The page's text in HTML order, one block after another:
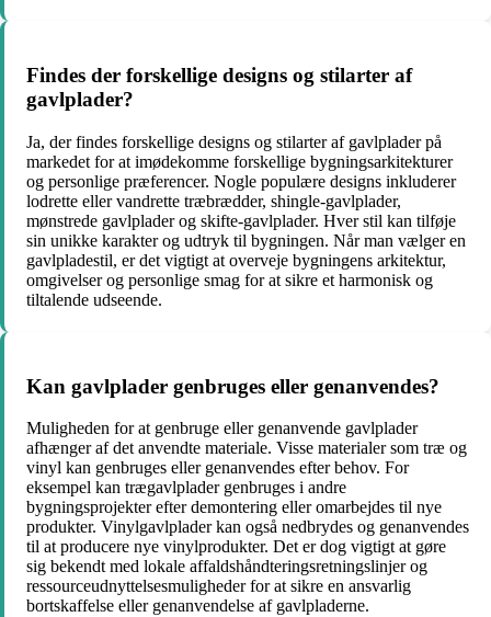
Findes der forskellige designs og stilarter af
gavlplader?
Ja, der findes forskellige designs og stilarter af gavlplader på
markedet for at imødekomme forskellige bygningsarkitekturer
og personlige præferencer. Nogle populære designs inkluderer
lodrette eller vandrette træbrædder, shingle-gavlplader,
mønstrede gavlplader og skifte-gavlplader. Hver stil kan tilføje
sin unikke karakter og udtryk til bygningen. Når man vælger en
gavlpladestil, er det vigtigt at overveje bygningens arkitektur,
omgivelser og personlige smag for at sikre et harmonisk og
tiltalende udseende.
Kan gavlplader genbruges eller genanvendes?
Muligheden for at genbruge eller genanvende gavlplader
afhænger af det anvendte materiale. Visse materialer som træ og
vinyl kan genbruges eller genanvendes efter behov. For
eksempel kan trægavlplader genbruges i andre
bygningsprojekter efter demontering eller omarbejdes til nye
produkter. Vinylgavlplader kan også nedbrydes og genanvendes
til at producere nye vinylprodukter. Det er dog vigtigt at gøre
sig bekendt med lokale affaldshåndteringsretningslinjer og
ressourceudnyttelsesmuligheder for at sikre en ansvarlig
bortskaffelse eller genanvendelse af gavlpladerne.